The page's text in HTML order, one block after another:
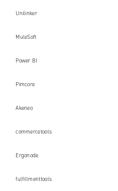
Unilinker
MuleSoft
Power BI
Pimcore
Akeneo
commercetools
Ergonode
fulfillmenttools